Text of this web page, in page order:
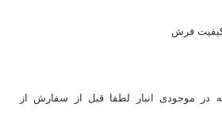
در موجودی انبار لطفا قبل از سفارش از